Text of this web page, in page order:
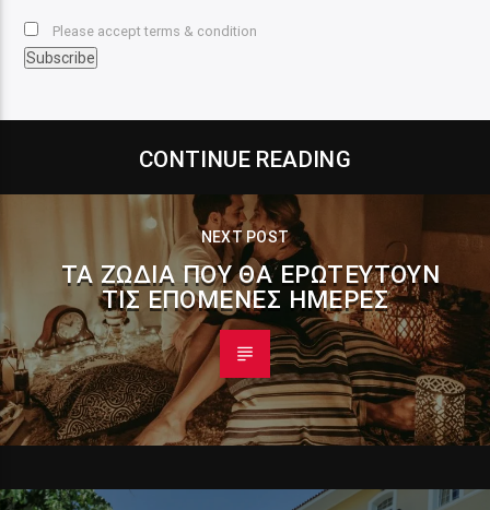
Please accept terms & condition
CONTINUE READING
NEXT POST
ΤΑ ΖΏΔΙΑ ΠΟΥ ΘΑ ΕΡΩΤΕΥΤΟΎΝ
ΤΙΣ ΕΠΌΜΕΝΕΣ ΗΜΈΡΕΣ